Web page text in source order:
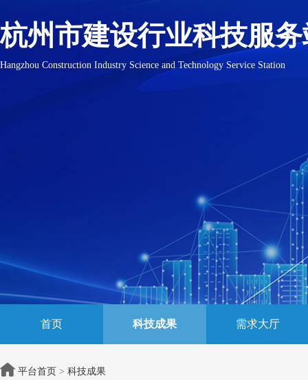
杭州市建设行业科技服
Hangzhou Construction Industry Science and Technology Service Station
首页 科技成果 需求大厅
 平台首页 > 科技成果